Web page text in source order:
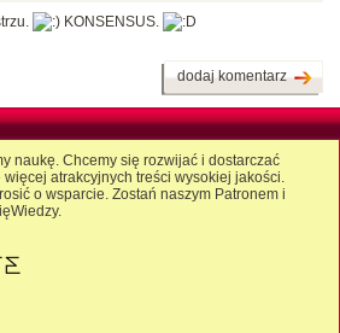
KONSENSUS.
dodaj komentarz
naukę. Chcemy się rozwijać i dostarczać
atrakcyjnych treści wysokiej jakości.
o wsparcie. Zostań naszym Patronem i